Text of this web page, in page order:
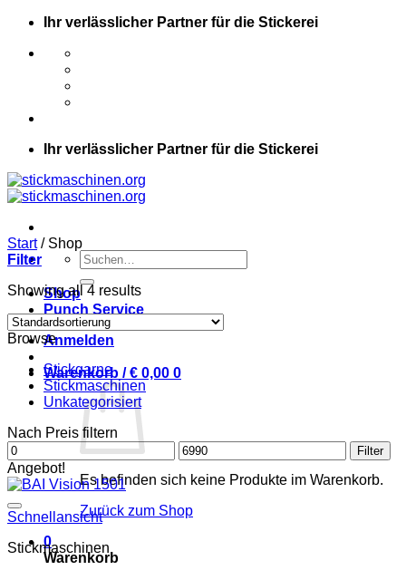
Zum
springen
Ihr verlässlicher Partner für die Stickerei
Ihr verlässlicher Partner für die Stickerei
Suche
nach:
Shop
Punch Service
Anmelden
Warenkorb /€ 0,00 0
Es befinden sich keine Produkte im Warenkorb.
Zurück zum Shop
0
Warenkorb
Start /Shop
Filter
Showing all 4 results
Browse
Stickgarne
Stickmaschinen
Unkategorisiert
Nach Preis filtern
Min.
Preis
Max.
Preis
Filter
Angebot!
Schnellansicht
Stickmaschinen